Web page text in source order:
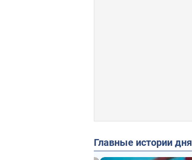
Главные истории дня